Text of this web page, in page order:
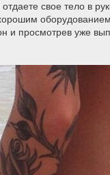
свое тело в
и просмотрев уже